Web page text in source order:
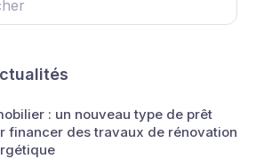
: un nouveau type de prêt
financer des travaux de rénovation